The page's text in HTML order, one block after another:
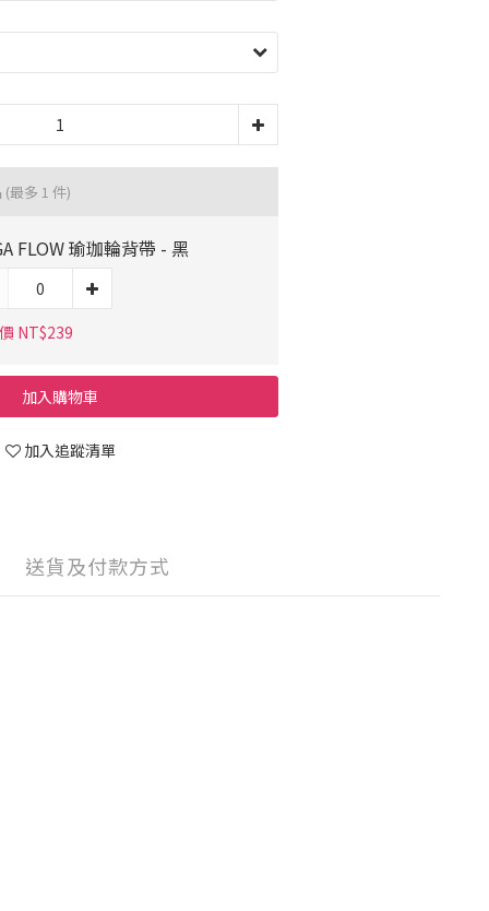
(最多 1 件)
FLOW 瑜珈輪背帶 - 黑
NT$239
加入購物車
加入追蹤清單
送貨及付款方式